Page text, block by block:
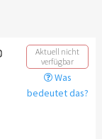
Aktuell nicht
verfügbar
Was
bedeutet das?